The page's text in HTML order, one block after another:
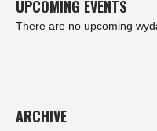
UPCOMING EVENTS
There are no upcoming
ARCHIVE